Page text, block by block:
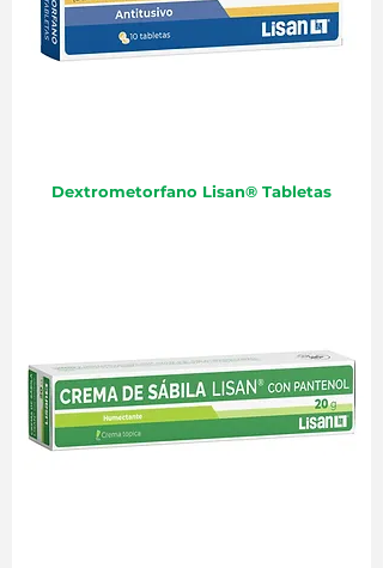
Dextrometorfano Lisan® Tabletas